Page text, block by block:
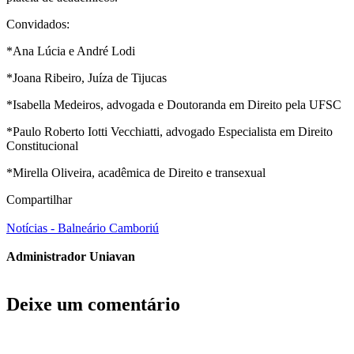
Convidados:
*Ana Lúcia e André Lodi
*Joana Ribeiro, Juíza de Tijucas
*Isabella Medeiros, advogada e Doutoranda em Direito pela UFSC
*Paulo Roberto Iotti Vecchiatti, advogado Especialista em Direito
Constitucional
*Mirella Oliveira, acadêmica de Direito e transexual
Compartilhar
Notícias - Balneário Camboriú
Administrador Uniavan
Deixe um comentário